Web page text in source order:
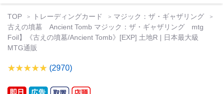
TOP トレーディングカード
マジック：ザ・ギャザリング
古えの墳墓 Ancient Tomb マジック：ザ・ギャザリング mtg
Foil】《古えの墳墓/Ancient Tomb》[EXP] 土地R | 日本最大級
MTG通販
(2970)